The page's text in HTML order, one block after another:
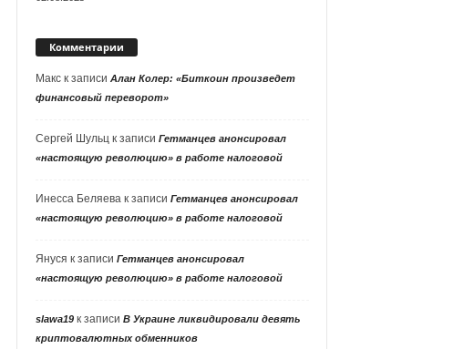
Комментарии
Макск записи Алан Колер: «Биткоин произведет
финансовый переворот»
Сергей Шульцк записи Гетманцев анонсировал
«настоящую революцию» в работе налоговой
Инесса Беляевак записи Гетманцев анонсировал
«настоящую революцию» в работе налоговой
Януся к записи Гетманцев анонсировал
«настоящую революцию» в работе налоговой
slawa19к записи В Украине ликвидировали девять
криптовалютных обменников